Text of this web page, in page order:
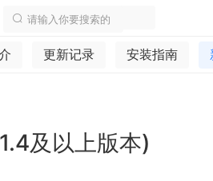
更新记录 安装指南
及以上版本)